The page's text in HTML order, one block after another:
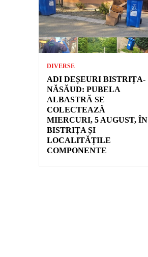
DIVERSE
ADI DEȘEURI BISTRIȚA-
NĂSĂUD: PUBELA
ALBASTRĂ SE
COLECTEAZĂ
MIERCURI, 5 AUGUST, ÎN
BISTRIȚA ȘI
LOCALITĂȚILE
COMPONENTE